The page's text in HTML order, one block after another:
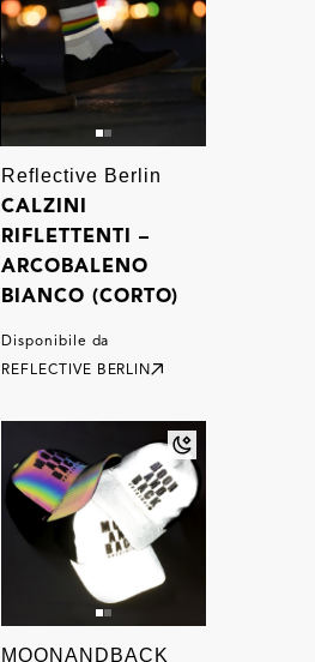
Reflective Berlin
CALZINI
RIFLETTENTI –
ARCOBALENO
BIANCO (CORTO)
Disponibile da
REFLECTIVE BERLIN
MOONANDBACK